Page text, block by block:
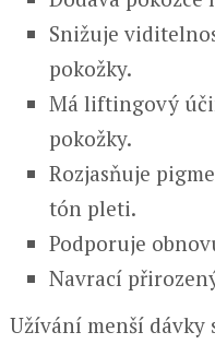
Snižuje
pokožky.
Má liftingový
pokožky.
Rozjasňuje
tón pleti.
Podporuje
Navrací
Užívání menší dávky